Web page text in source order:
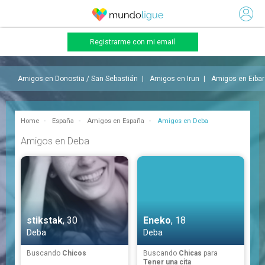
Registrarme con mi email
Amigos en Donostia / San Sebastián Amigos en Irun Amigos en Eibar
Amigos en Deba
Home España Amigos en España Amigos en Deba
stikstak, 30
Deba
Buscando Chicos
Eneko, 18
Deba
Buscando Chicas para
Tener una cita